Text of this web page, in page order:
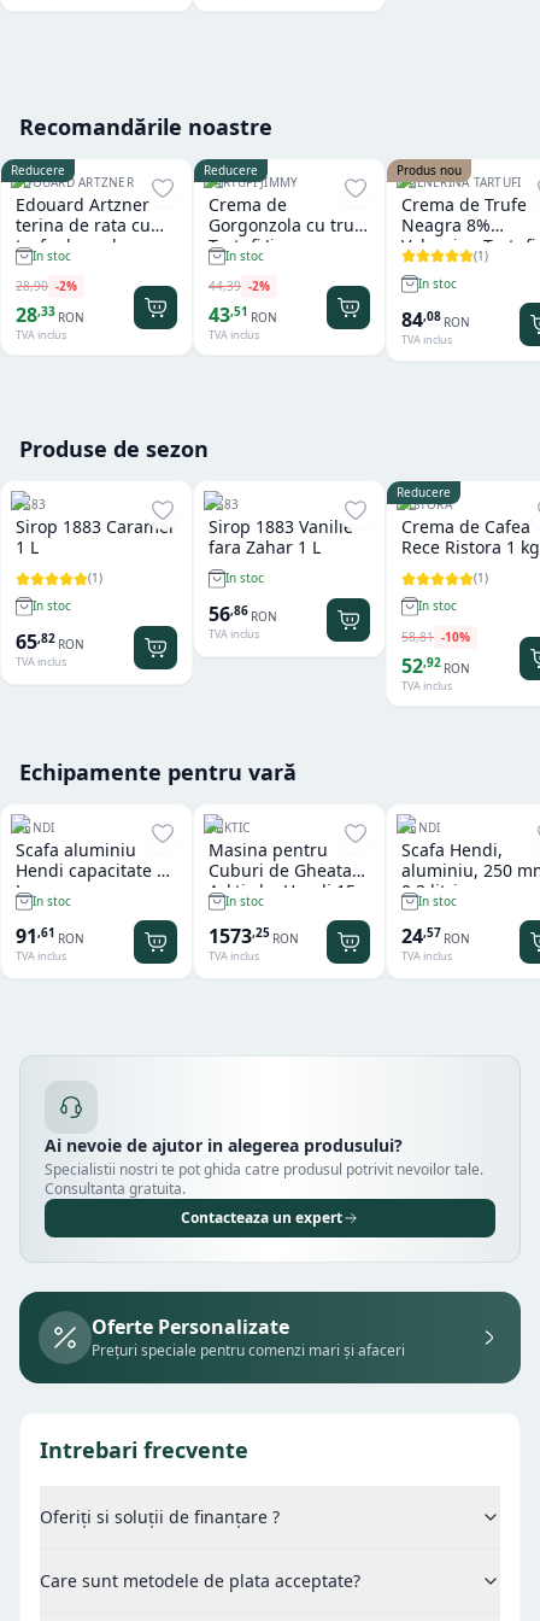
Recomandările noastre
Reducere
EDOUARD ARTZNER
Edouard Artzner
terina de rata cu
trufe de padure
100g
In stoc
28,90 -2%
28,33 RON
TVA inclus
Reducere
TARTUFI JIMMY
Crema de
Gorgonzola cu trufe
Tartufi Jimmy
In stoc
44,39 -2%
43,51 RON
TVA inclus
Produs nou
VALNERINA TARTUFI
Crema de Trufe
Neagra 8%
Valnerina Tartufi
500 gr
(1)
In stoc
84,08 RON
TVA inclus
Produse de sezon
1883
Sirop 1883 Caramel
1 L
(1)
In stoc
65,82 RON
TVA inclus
1883
Sirop 1883 Vanilie
fara Zahar 1 L
In stoc
56,86 RON
TVA inclus
Reducere
RISTORA
Crema de Cafea
Rece Ristora 1 kg
(1)
In stoc
58,81 -10%
52,92 RON
TVA inclus
Echipamente pentru vară
HENDI
Scafa aluminiu
Hendi capacitate 2
L In stoc
91,61 RON
TVA inclus
ARKTIC
Masina pentru
Cuburi de Gheata
Arktic by Hendi 15
kgIn stoc
1573,25 RON
TVA inclus
HENDI
Scafa Hendi,
aluminiu, 250
0.3 litri
In stoc
24,57 RON
TVA inclus
Ai nevoie de ajutor in alegerea produsului?
Specialistii nostri te pot ghida catre produsul potrivit nevoilor tale.
Consultanta gratuita.
Contacteaza un expert
Oferte Personalizate
Prețuri speciale pentru comenzi mari și afaceri
Intrebari frecvente
Oferiți si soluții de finanțare ?
Care sunt metodele de plata acceptate?